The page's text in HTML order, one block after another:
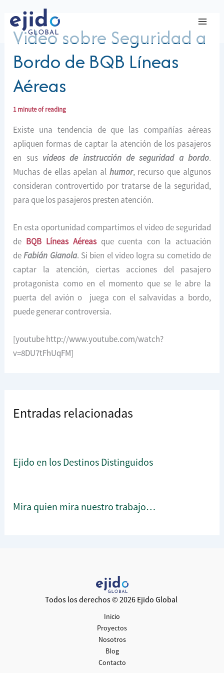
contenido
Video sobre Seguridad a
Bordo de BQB Líneas
Aéreas
1 minute of reading
Existe una tendencia de que las compañías aéreas
apliquen formas de captar la atención de los pasajeros
en sus videos de instrucción de seguridad a bordo.
Muchas de ellas apelan al humor, recurso que algunos
consideran controvertido por tratarse de la seguridad,
para que los pasajeros presten atención.
En esta oportunidad compartimos el video de seguridad
de BQB Líneas Aéreas que cuenta con la actuación
deFabián Gianola. Si bien el video logra su cometido de
captar la atención, ciertas acciones del pasajero
protagonista como en el momento que se le abre la
puerta del avión o juega con el salvavidas a bordo,
puede generar controversia.
[youtube http://www.youtube.com/watch?
v=8DU7tFhUqFM]
Entradas relacionadas
Ejido en los Destinos Distinguidos
Mira quien mira nuestro trabajo…
Todos los derechos © 2026 Ejido Global
Inicio
Proyectos
Nosotros
Blog
Contacto